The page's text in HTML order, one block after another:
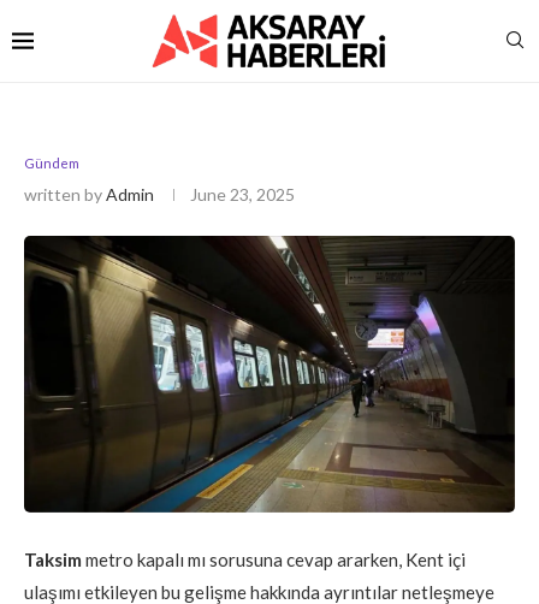
Gündem
written byAdmin June 23, 2025
Taksim metro kapalı mı sorusuna cevap ararken, Kent içi
ulaşımı etkileyen bu gelişme hakkında ayrıntılar netleşmeye